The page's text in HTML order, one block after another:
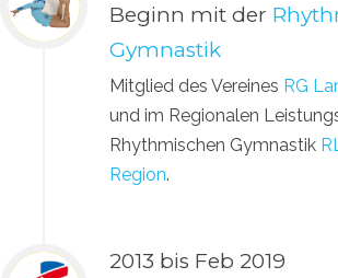
Beginn mit der
Gymnastik
Mitglied des Vereines RG
und im Regionalen
Rhythmischen Gymnastik
Region.
2013 bis Feb 2019